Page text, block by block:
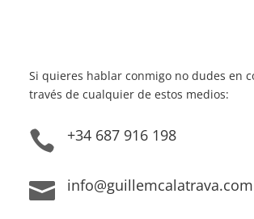
Si quieres hablar conmigo no dudes en
través de cualquier de estos medios:
 +34 687 916 198
 info@guillemcalatrava.com